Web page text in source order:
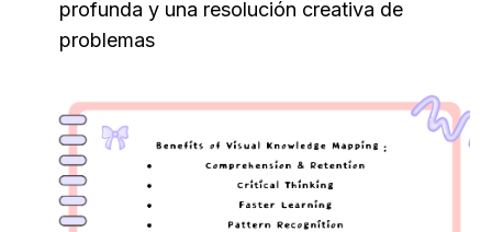
profunda y una resolución creativa de
problemas